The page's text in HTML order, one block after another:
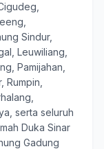
Sindur,
Leuwiliang,
Pamijahan,
Rumpin,
serta seluruh
Duka Sinar
Gadung